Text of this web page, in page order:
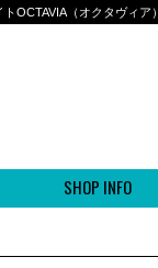
OCTAVIA（オクタヴィア）
SHOP INFO